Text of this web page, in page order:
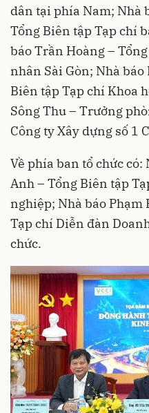
dân tại phía Nam; Nhà
Tổng Biên tập Tạp chí
báo Trần Hoàng –
nhân Sài Gòn; Nhà
Biên tập Tạp chí Khoa
Sông Thu – Trưởng
Công ty Xây dựng số 1
Về phía ban tổ chức
Anh – Tổng Biên tập
nghiệp; Nhà báo Phạm
Tạp chí Diễn đàn
chức.